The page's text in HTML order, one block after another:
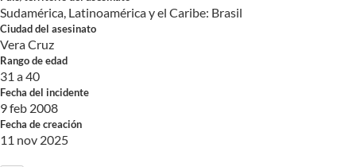
Sudamérica, Latinoamérica y el Caribe: Brasil
Ciudad del asesinato
Vera Cruz
Rango de edad
31 a 40
Fecha del incidente
9 feb 2008
Fecha de creación
11 nov 2025